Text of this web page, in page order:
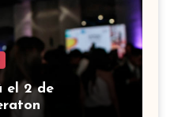
el 2 de